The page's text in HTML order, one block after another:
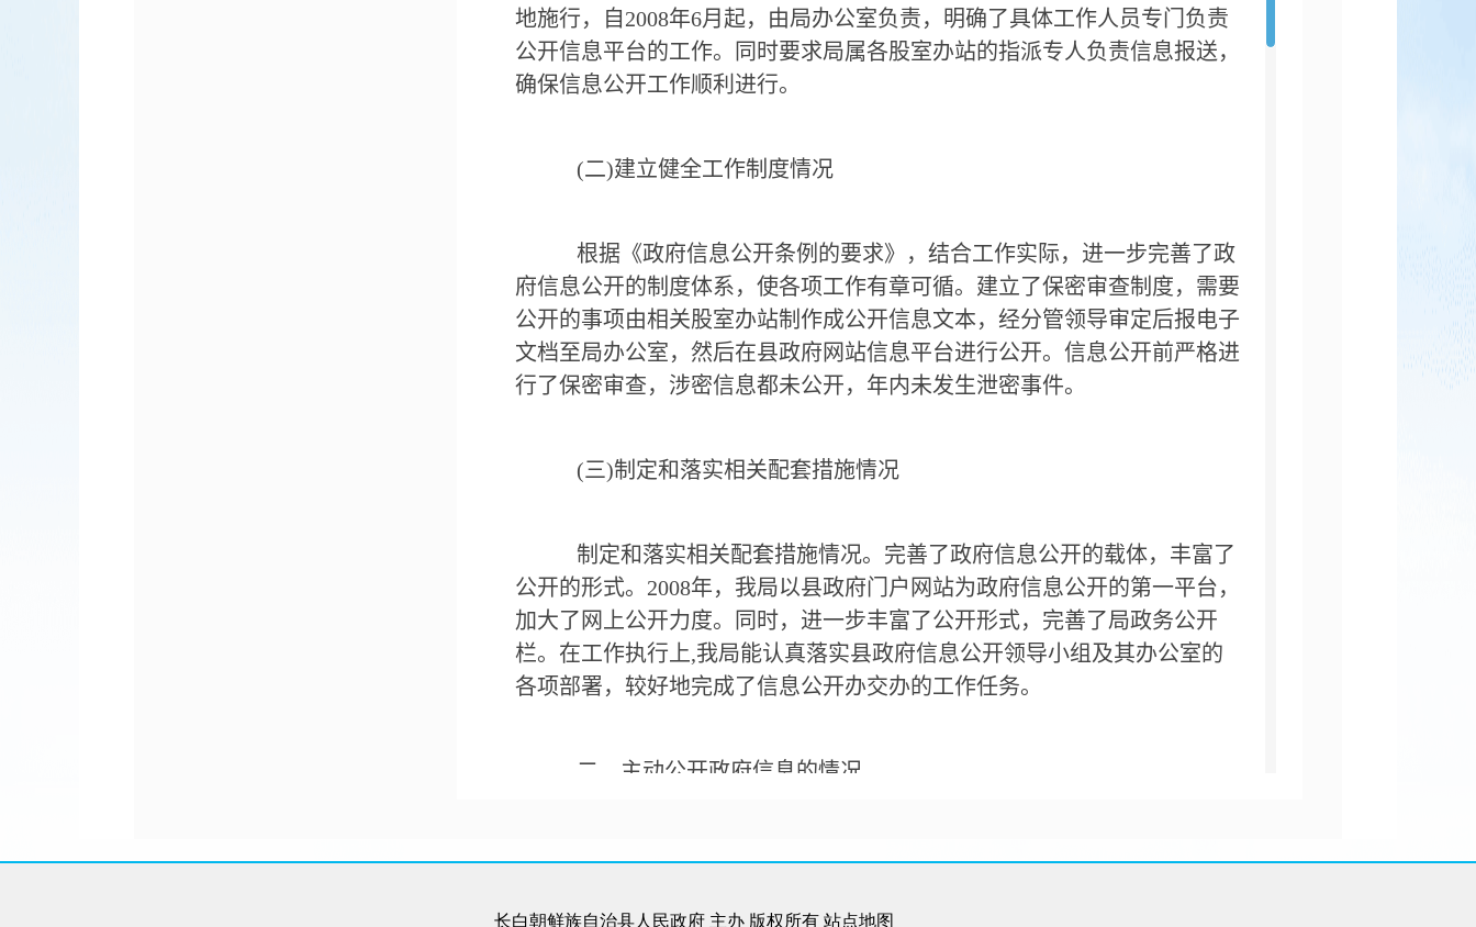
地施行，自 2008年6月起，由局办公室负责，明确了具体工作人员专门负责
公开信息平台的工作。同时要求局属各股室办站的指派专人负责信息报送，
确保信息公开工作顺利进行。
(二)建立健全工作制度情况
根据《政府信息公开条例的要求》，结合工作实际，进一步完善了政
府信息公开的制度体系，使各项工作有章可循。建立了保密审查制度，需要
公开的事项由相关股室办站制作成公开信息文本，经分管领导审定后报电子
文档至局办公室，然后在县政府网站信息平台进行公开。信息公开前严格进
行了保密审查，涉密信息都未公开，年内未发生泄密事件。
(三)制定和落实相关配套措施情况
制定和落实相关配套措施情况。完善了政府信息公开的载体，丰富了
公开的形式。 2008年，我局以县政府门户网站为政府信息公开的第一平台，
加大了网上公开力度。同时，进一步丰富了公开形式，完善了局政务公开
栏。在工作执行上,我局能认真落实县政府信息公开领导小组及其办公室的
各项部署，较好地完成了信息公开办交办的工作任务。
二、主动公开政府信息的情况
我局的政府信息公开工作严格按照"公开为原则，不公开为例外"的总
准确、及时。